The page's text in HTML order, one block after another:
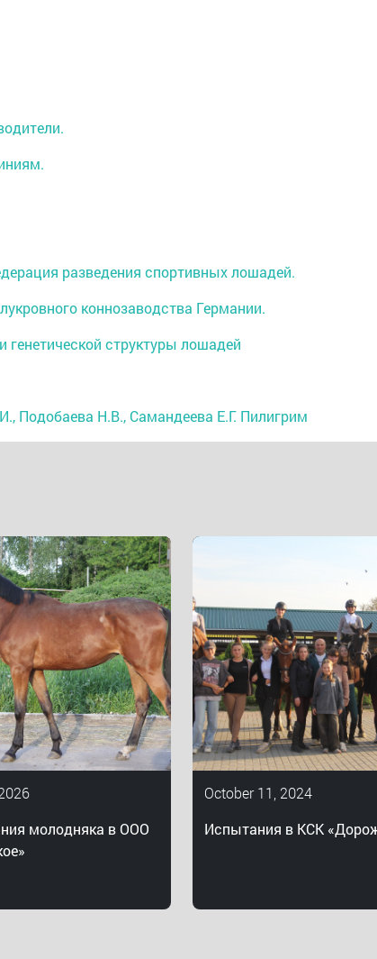
разведения спортивных лошадей.
коннозаводства Германии.
структуры лошадей
Подобаева Н.В., Самандеева Е.Г. Пилигрим
молодняка в ООО
October 11, 2024
Испытания в КСК